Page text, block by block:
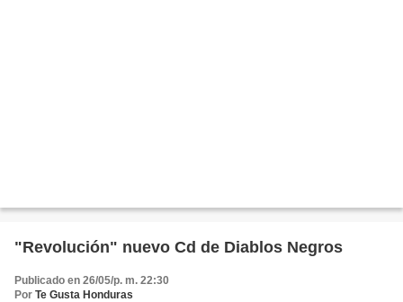
"Revolución" nuevo Cd de Diablos Negros
Publicado en 26/05/p. m. 22:30
Por Te Gusta Honduras